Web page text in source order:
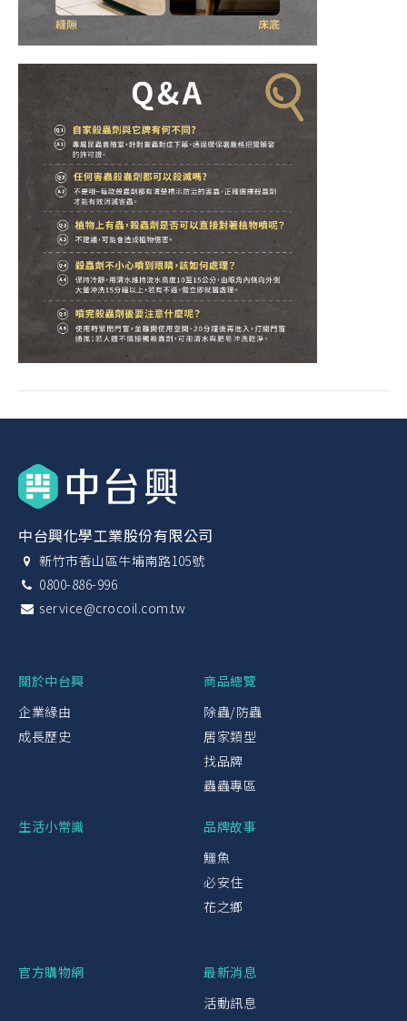
中台興化學工業股份有限公司
新竹市香山區牛埔南路105號
0800-886-996
service@crocoil.com.tw
關於中台興
企業緣由
成長歷史
商品總覽
除蟲/防蟲
居家類型
找品牌
蟲蟲專區
生活小常識
品牌故事
鱷魚
必安住
花之鄉
官方購物網
最新消息
活動訊息